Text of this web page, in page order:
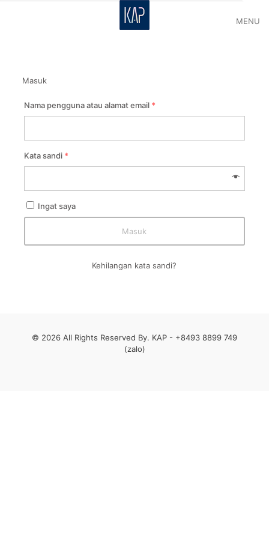
MENU
Masuk
Nama pengguna atau alamat email *
Kata sandi *
Ingat saya
Masuk
Kehilangan kata sandi?
© 2026 All Rights Reserved By. KAP - +8493 8899 749
(zalo)